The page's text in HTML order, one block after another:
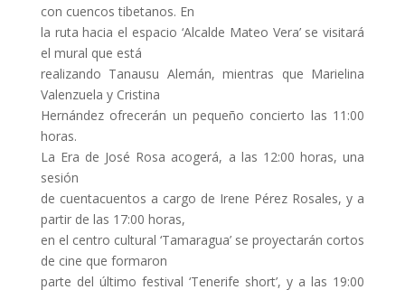
con cuencos tibetanos. En
la ruta hacia el espacio ‘Alcalde Mateo Vera’ se visitará
el mural que está
realizando Tanausu Alemán, mientras que Marielina
Valenzuela y Cristina
Hernández ofrecerán un pequeño concierto las 11:00
horas.
La Era de José Rosa acogerá, a las 12:00 horas, una
sesión
de cuentacuentos a cargo de Irene Pérez Rosales, y a
partir de las 17:00 horas,
en el centro cultural ‘Tamaragua’ se proyectarán cortos
de cine que formaron
parte del último festival ‘Tenerife short’, y a las 19:00